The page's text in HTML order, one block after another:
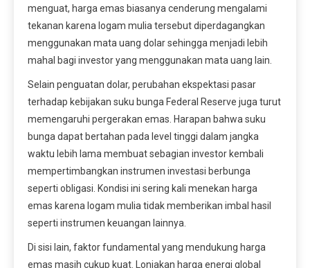
menguat, harga emas biasanya cenderung mengalami
tekanan karena logam mulia tersebut diperdagangkan
menggunakan mata uang dolar sehingga menjadi lebih
mahal bagi investor yang menggunakan mata uang lain.
Selain penguatan dolar, perubahan ekspektasi pasar
terhadap kebijakan suku bunga Federal Reserve juga turut
memengaruhi pergerakan emas. Harapan bahwa suku
bunga dapat bertahan pada level tinggi dalam jangka
waktu lebih lama membuat sebagian investor kembali
mempertimbangkan instrumen investasi berbunga
seperti obligasi. Kondisi ini sering kali menekan harga
emas karena logam mulia tidak memberikan imbal hasil
seperti instrumen keuangan lainnya.
Di sisi lain, faktor fundamental yang mendukung harga
emas masih cukup kuat. Lonjakan harga energi global